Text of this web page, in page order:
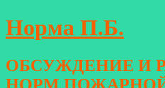
Перейти
к
Норма П.Б.
ОБСУЖДЕНИЕ И